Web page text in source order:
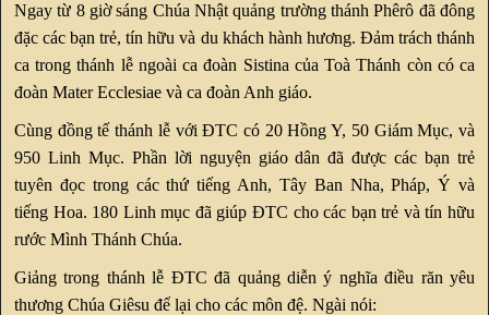
Ngay từ 8 giờ sáng Chúa Nhật quảng trường thánh Phêrô đã đông
đặc các bạn trẻ, tín hữu và du khách hành hương. Đảm trách thánh
ca trong thánh lễ ngoài ca đoàn Sistina của Toà Thánh còn có ca
đoàn Mater Ecclesiae và ca đoàn Anh giáo.
Cùng đồng tế thánh lễ với ĐTC có 20 Hồng Y, 50 Giám Mục, và
950 Linh Mục. Phần lời nguyện giáo dân đã được các bạn trẻ
tuyên đọc trong các thứ tiếng Anh, Tây Ban Nha, Pháp, Ý và
tiếng Hoa. 180 Linh mục đã giúp ĐTC cho các bạn trẻ và tín hữu
rước Mình Thánh Chúa.
Giảng trong thánh lễ ĐTC đã quảng diễn ý nghĩa điều răn yêu
thương Chúa Giêsu để lại cho các môn đệ. Ngài nói: